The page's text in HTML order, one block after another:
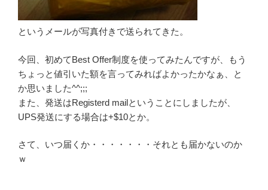
というメールが写真付きで送られてきた。
今回、初めてBest Offer制度を使ってみたんですが、もう
ちょっと値引いた額を言ってみればよかったかなぁ、と
か思いました^^;;;
また、発送はRegisterd mailということにしましたが、
UPS発送にする場合は+$10とか。
さて、いつ届くか・・・・・・・それとも届かないのか
ｗ